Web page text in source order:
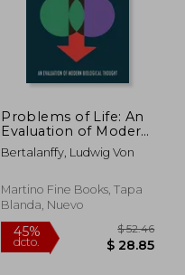
Problems of Life: An
Evaluation of Modern
Biological Thought
(en Inglés)
Bertalanffy, Ludwig Von
Martino Fine Books, Tapa
Blanda, Nuevo